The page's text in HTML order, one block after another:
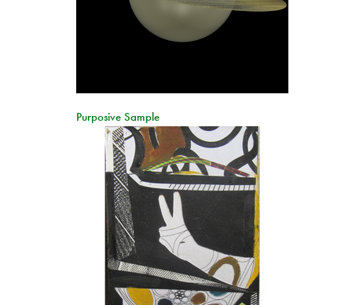
Purposive Sample